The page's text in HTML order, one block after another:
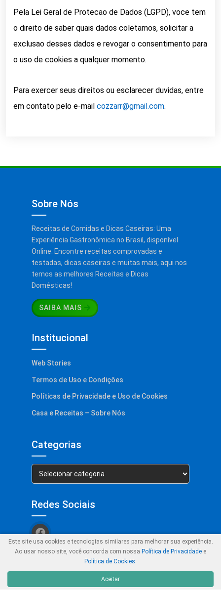
Pela Lei Geral de Protecao de Dados (LGPD), voce tem
o direito de saber quais dados coletamos, solicitar a
exclusao desses dados e revogar o consentimento para
o uso de cookies a qualquer momento.
Para exercer seus direitos ou esclarecer duvidas, entre
em contato pelo e-mail cozzarr@gmail.com.
Sobre Nós
Receitas de Comidas e Dicas Caseiras: Uma
Experiência Gastronômica no Brasil, disponível
Online. Encontre receitas comprovadas e
testadas, dicas caseiras e muitas mais, aqui nos
temos as melhores Receitas e Dicas
Domésticas!
SAIBA MAIS
Institucional
Web Stories
Termos de Uso e Condições
Políticas de Privacidade e Uso de Cookies
Casa e Receitas – Sobre Nós
Categorias
Redes Sociais
Semana!
Este site usa cookies e tecnologias similares para melhorar sua experiência.
Ao usar nosso site, você concorda com nossa Política de Privacidade e
Política de Cookies.
Aceitar